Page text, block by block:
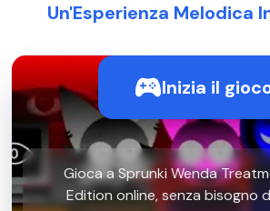
Un'Esperienza Melodica
Inizia il
Gioca a Sprunki Wenda
Edition online, senza bisogno